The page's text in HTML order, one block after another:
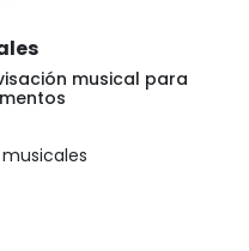
musical para